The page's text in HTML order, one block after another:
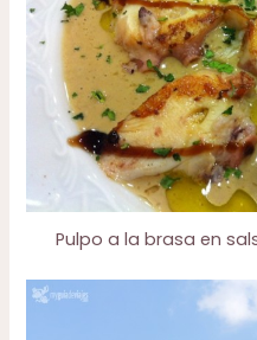
Pulpo a la brasa en